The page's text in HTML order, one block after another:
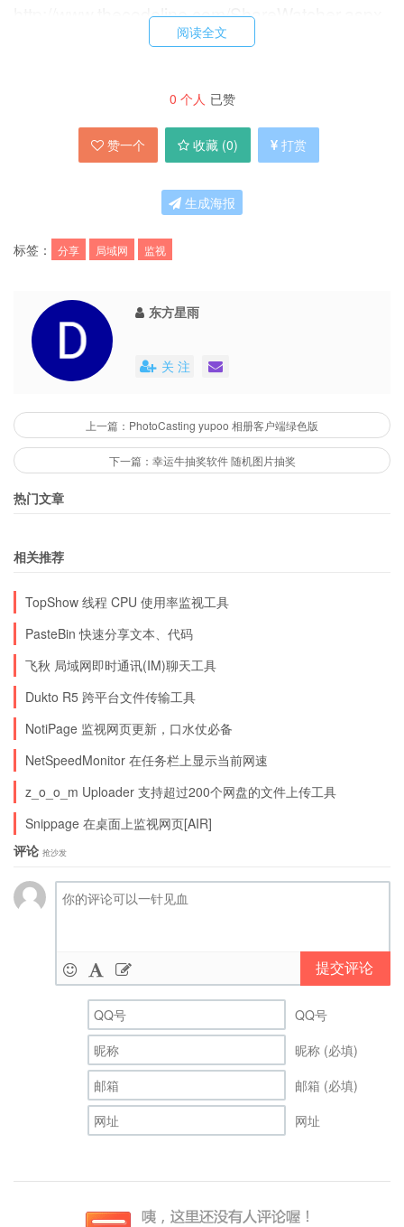
http://www.thecodeline.com/ShareWatcher.aspx
阅读全文
0 个人 已赞
赞一个 收藏 (0) 打赏
生成海报
标签： 分享 局域网 监视
东方星雨
关 注
上一篇：PhotoCasting yupoo 相册客户端绿色版
下一篇：幸运牛抽奖软件 随机图片抽奖
热门文章
相关推荐
TopShow 线程 CPU 使用率监视工具
PasteBin 快速分享文本、代码
飞秋 局域网即时通讯(IM)聊天工具
Dukto R5 跨平台文件传输工具
NotiPage 监视网页更新，口水仗必备
NetSpeedMonitor 在任务栏上显示当前网速
z_o_o_m Uploader 支持超过200个网盘的文件上传工具
Snippage 在桌面上监视网页[AIR]
评论 抢沙发
提交评论
QQ号
昵称 (必填)
邮箱 (必填)
网址